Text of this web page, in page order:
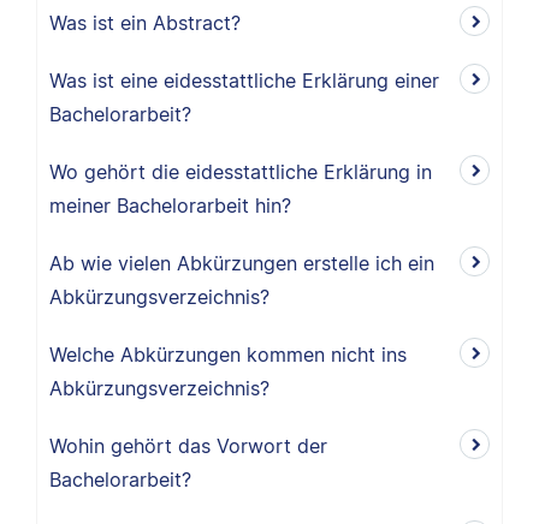
Was ist ein Abstract?
Was ist eine eidesstattliche Erklärung einer
Bachelorarbeit?
Wo gehört die eidesstattliche Erklärung in
meiner Bachelorarbeit hin?
Ab wie vielen Abkürzungen erstelle ich ein
Abkürzungsverzeichnis?
Welche Abkürzungen kommen nicht ins
Abkürzungsverzeichnis?
Wohin gehört das Vorwort der
Bachelorarbeit?